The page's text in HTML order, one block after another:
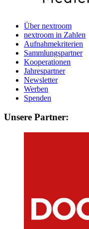
Über nextroom
nextroom in Zahlen
Aufnahmekriterien
Sammlungspartner
Kooperationen
Jahrespartner
Newsletter
Werben
Spenden
Unsere Partner: